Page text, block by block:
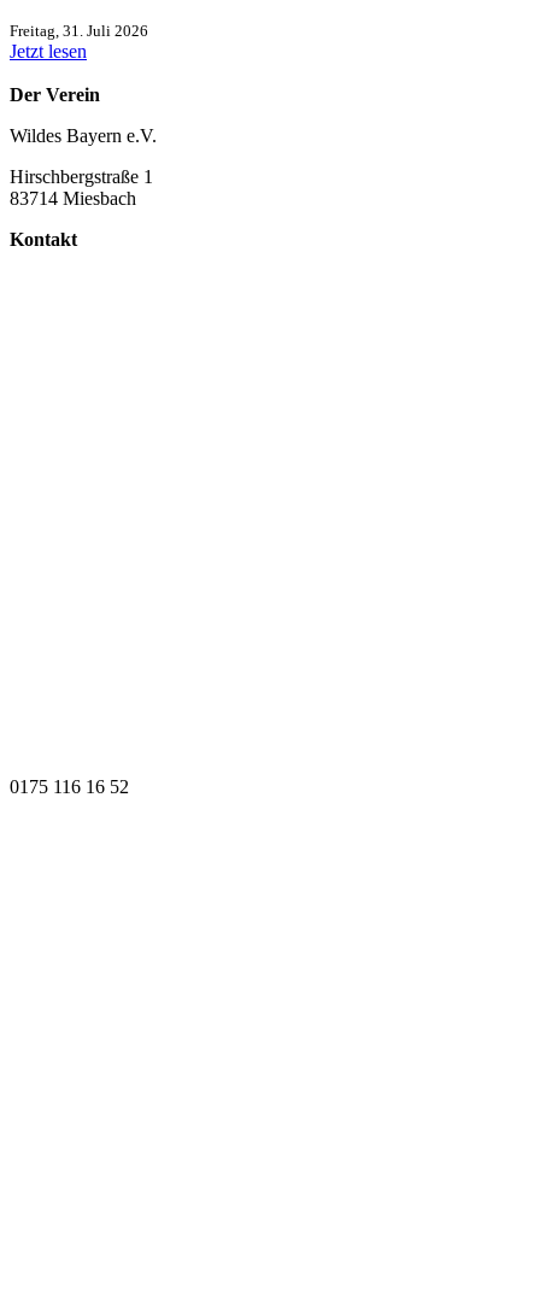
Freitag, 31. Juli 2026
Jetzt lesen
Der Verein
Wildes Bayern e.V.
Hirschbergstraße 1
83714 Miesbach
Kontakt
0175 116 16 52